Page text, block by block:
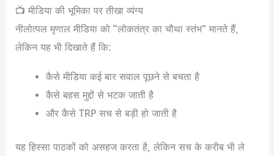
📺 मीडिया की भूमिका पर तीखा व्यंग्य
नीलोत्पल मृणाल मीडिया को “लोकतंत्र का चौथा स्तंभ” मानते हैं,
लेकिन यह भी दिखाते हैं कि:
कैसे मीडिया कई बार सवाल पूछने से बचता है
कैसे बहस मुद्दों से भटक जाती है
और कैसे TRP सच से बड़ी हो जाती है
यह हिस्सा पाठकों को असहज करता है, लेकिन सच के करीब भी ले